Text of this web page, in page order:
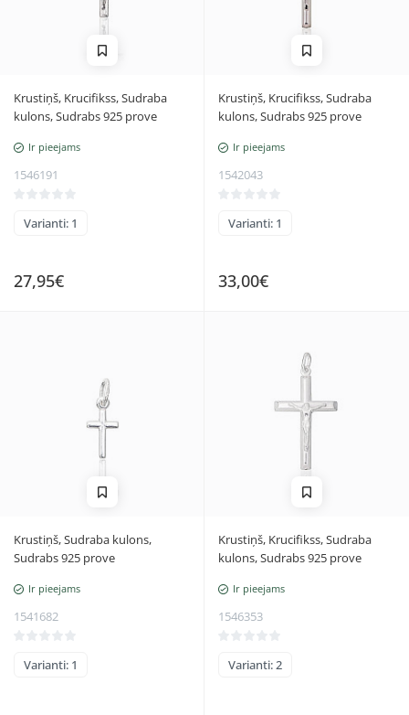
Krustiņš, Krucifikss, Sudraba
kulons, Sudrabs 925 prove
Ir pieejams
1546191
Varianti: 1
27,95€
Krustiņš, Krucifikss, Sudraba
kulons, Sudrabs 925 prove
Ir pieejams
1542043
Varianti: 1
33,00€
Krustiņš, Sudraba kulons,
Sudrabs 925 prove
Ir pieejams
1541682
Varianti: 1
Krustiņš, Krucifikss, Sudraba
kulons, Sudrabs 925 prove
Ir pieejams
1546353
Varianti: 2